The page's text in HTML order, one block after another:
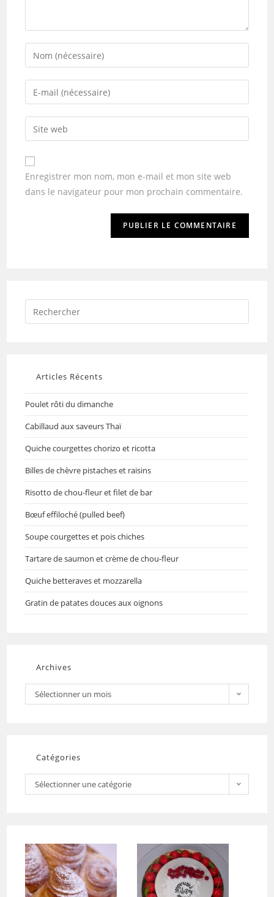
Enregistrer mon nom, mon e-mail et mon site web
dans le navigateur pour mon prochain commentaire.
Articles Récents
Poulet rôti du dimanche
Cabillaud aux saveurs Thaï
Quiche courgettes chorizo et ricotta
Billes de chèvre pistaches et raisins
Risotto de chou-fleur et filet de bar
Bœuf effiloché (pulled beef)
Soupe courgettes et pois chiches
Tartare de saumon et crème de chou-fleur
Quiche betteraves et mozzarella
Gratin de patates douces aux oignons
Archives
Sélectionner un mois
Catégories
Sélectionner une catégorie